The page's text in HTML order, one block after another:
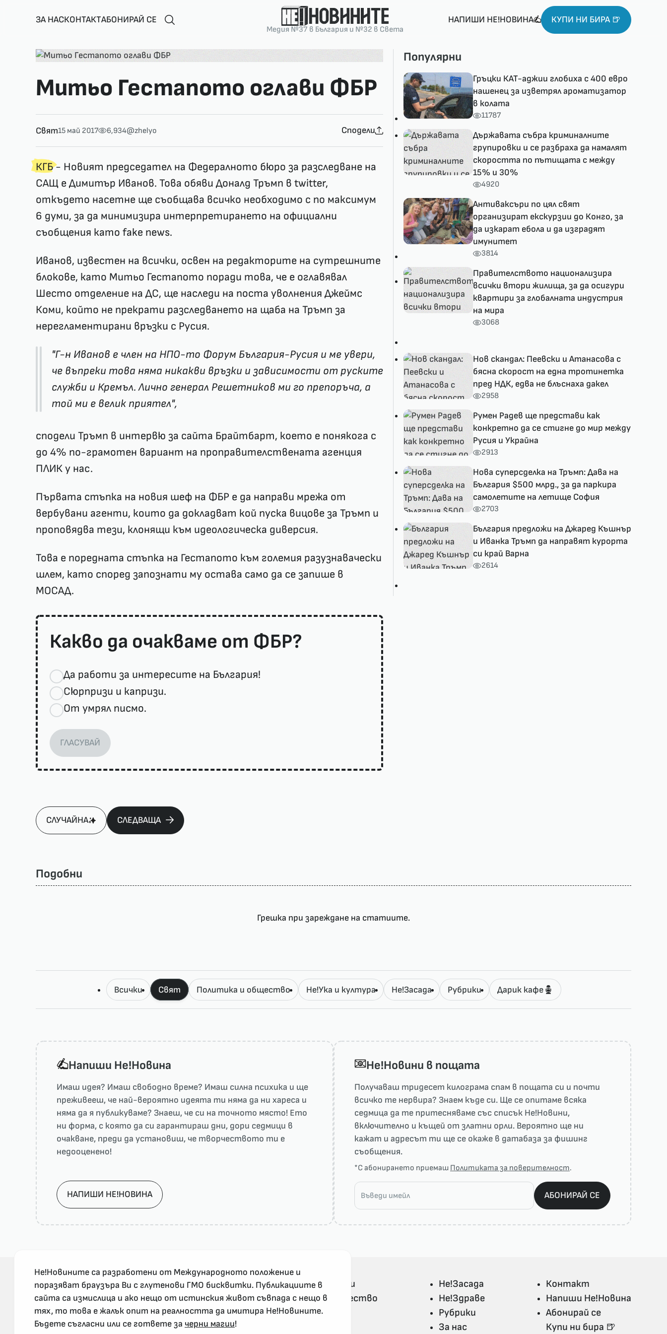
ЗА НАСКОНТАКТАБОНИРАЙ СЕ
Медия №37 в България и №32 в Света
НАПИШИ НЕ!НОВИНА КУПИ НИ БИРА 🍺
Митьо Гестапото оглави ФБР
Свят15 май 2017 6,934@zhelyo Сподели
КГБ- Новият председател на Федералното бюро за разследване на
САЩ е Димитър Иванов. Това обяви Доналд Тръмп в twitter,
откъдето насетне ще съобщава всичко необходимо с по максимум
6 думи, за да минимизира интерпретирането на официални
съобщения като fake news.
Иванов, известен на всички, освен на редакторите на сутрешните
блокове, като Митьо Гестапото поради това, че е оглавявал
Шесто отделение на ДС, ще наследи на поста уволнения Джеймс
Коми, който не прекрати разследването на щаба на Тръмп за
нерегламентирани връзки с Русия.
"Г-н Иванов е член на НПО-то Форум България-Русия и ме увери,
че въпреки това няма никакви връзки и зависимости от руските
служби и Кремъл. Лично генерал Решетников ми го препоръча, а
той ми е велик приятел",
сподели Тръмп в интервю за сайта Брайтбарт, което е понякога с
до 4% по-грамотен вариант на проправителствената агенция
ПЛИК у нас.
Първата стъпка на новия шеф на ФБР е да направи мрежа от
вербувани агенти, които да докладват кой пуска вицове за Тръмп и
проповядва тези, клонящи към идеологическа диверсия.
Това е поредната стъпка на Гестапото към големия разузнавачески
шлем, като според запознати му остава само да се запише в
МОСАД.
Какво да очакваме от ФБР?
Да работи за интересите на България!
Сюрпризи и капризи.
От умрял писмо.
ГЛАСУВАЙ
СЛУЧАЙНА СЛЕДВАЩА
Популярни
Гръцки КАТ-аджии глобиха с 400 евро
нашенец за изветрял ароматизатор
в колата
11787
Държавата събра криминалните
групировки и се разбраха да намалят
скоростта по пътищата с между
15% и 30%
4920
Антиваксъри по цял свят
организират екскурзии до Конго, за
да изкарат ебола и да изградят
имунитет
3814
Правителството национализира
всички втори жилища, за да осигури
квартири за глобалната индустрия
на мира
3068
Нов скандал: Пеевски и Атанасова с
бясна скорост на една тротинетка
пред НДК, едва не блъснаха дакел
2958
Румен Радев ще представи как
конкретно да се стигне до мир между
Русия и Украйна
2913
Нова суперсделка на Тръмп: Дава на
България $500 млрд., за да паркира
самолетите на летище София
2703
България предложи на Джаред Къшнър
и Иванка Тръмп да направят курорта
си край Варна
2614
Подобни
Грешка при зареждане на статиите.
Всички Свят Политика и общество Не!Ука и култура Не!Засада Рубрики Дарик кафе
Напиши He!Новина
Имаш идея? Имаш свободно време? Имаш силна психика и ще
преживееш, че най-вероятно идеята ти няма да ни харесa и
няма да я публикуваме? Знаеш, че си на точното място! Ето
ни форма, с която да си гарантираш дни, дори седмици в
очакване, преди да установиш, че творчеството ти е
недооценено!
НАПИШИ НЕ!НОВИНА
He!Новини в пощата
Получаваш тридесет килограма спам в пощата си и почти
всичко те нервира? Знаем къде си. Ще се опитаме всяка
седмица да те притесняваме със списък He!Новини,
включително и къщей от златни орли. Вероятно ще ни
кажат и адресът ти ще се окаже в датабаза за фишинг
съобщения.
*С абонирането приемаш Политиката за поверителност.
АБОНИРАЙ СЕ
За реклама и връзка с нас, пишете на
nenovinite@gmail.com
Всички Не!Новини
Политика и общество
Свят
Не!Засада
Не!Здраве
Рубрики
За нас
Контакт
Напиши Не!Новина
Абонирай се
Купи ни бира 🍺
Не!Новините са разработени от Международното положение и
поразяват браузъра Ви с глутенови ГМО бисквитки. Публикациите в
сайта са измислица и ако нещо от истинския живот съвпада с нещо в
тях, то това е жалък опит на реалността да имитира Не!Новините.
Бъдете съгласни или се гответе за черни магии!